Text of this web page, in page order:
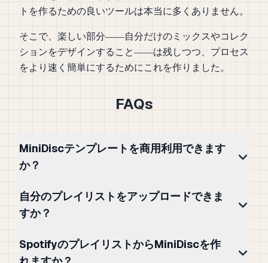
トを作るための良いツールは本当に多くありません。
そこで、楽しい部分――自分だけのミックスやコレク
ションをデザインすること――は残しつつ、プロセス
をより速く簡単にするためにこれを作りました。
FAQs
MiniDiscテンプレートを商用利用できます
か？
自分のプレイリストをアップロードできま
すか？
SpotifyのプレイリストからMiniDiscを作